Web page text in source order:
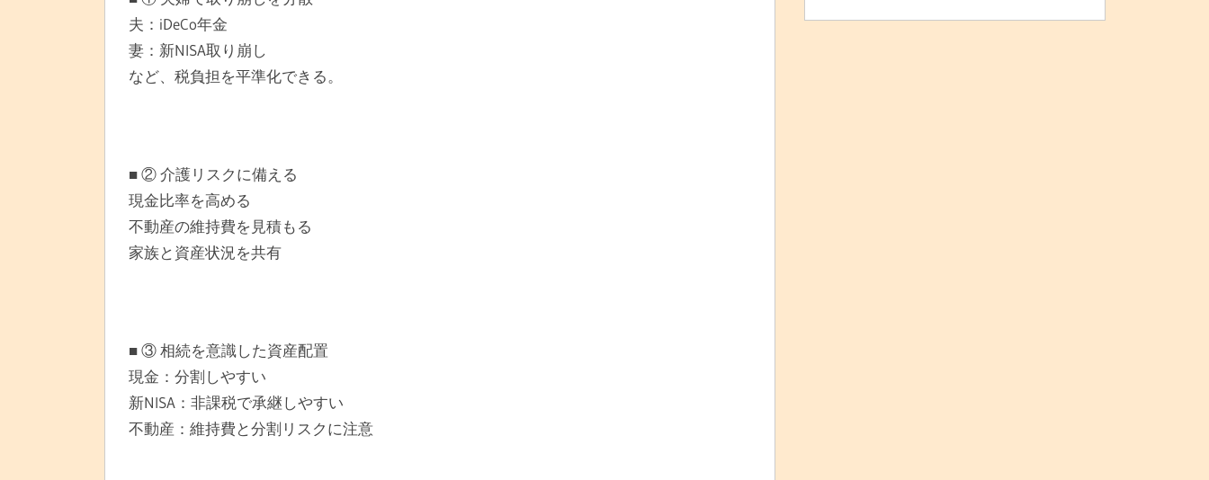
夫：iDeCo年金
妻：新NISA取り崩し
など、税負担を平準化できる。
■ ② 介護リスクに備える
現金比率を高める
不動産の維持費を見積もる
家族と資産状況を共有
■ ③ 相続を意識した資産配置
現金：分割しやすい
新NISA：非課税で承継しやすい
不動産：維持費と分割リスクに注意